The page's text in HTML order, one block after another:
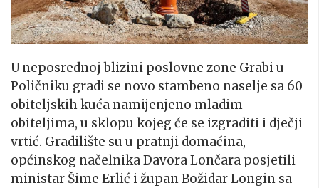
U neposrednoj blizini poslovne zone Grabi u
Poličniku gradi se novo stambeno naselje sa 60
obiteljskih kuća namijenjeno mladim
obiteljima, u sklopu kojeg će se izgraditi i dječji
vrtić. Gradilište su u pratnji domaćina,
općinskog načelnika Davora Lončara posjetili
ministar Šime Erlić i župan Božidar Longin sa